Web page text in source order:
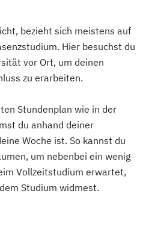
Engineering
& Business
bezieht sich meistens auf
Hier besuchst du
vor Ort, um deinen
zu erarbeiten.
Stundenplan wie in der
du anhand deiner
Woche ist. So kannst du
um nebenbei ein wenig
Vollzeitstudium erwartet,
Studium widmest.